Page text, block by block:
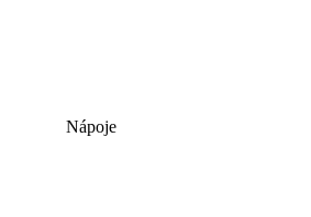
Nápoje